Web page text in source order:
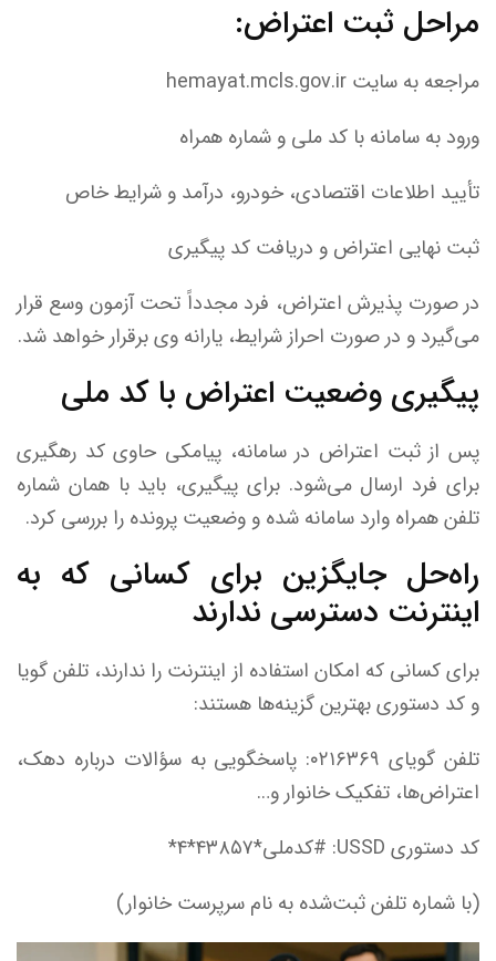
مراحل ثبت اعتراض:
مراجعه به سایت hemayat.mcls.gov.ir
ورود به سامانه با کد ملی و شماره همراه
تأیید اطلاعات اقتصادی، خودرو، درآمد و شرایط خاص
ثبت نهایی اعتراض و دریافت کد پیگیری
در صورت پذیرش اعتراض، فرد مجدداً تحت آزمون وسع قرار
می‌گیرد و در صورت احراز شرایط، یارانه وی برقرار خواهد شد.
پیگیری وضعیت اعتراض با کد ملی
پس از ثبت اعتراض در سامانه، پیامکی حاوی کد رهگیری
برای فرد ارسال می‌شود. برای پیگیری، باید با همان شماره
تلفن همراه وارد سامانه شده و وضعیت پرونده را بررسی کرد.
راه‌حل جایگزین برای کسانی که به
اینترنت دسترسی ندارند
برای کسانی که امکان استفاده از اینترنت را ندارند، تلفن گویا
و کد دستوری بهترین گزینه‌ها هستند:
تلفن گویای ۰۲۱۶۳۶۹: پاسخگویی به سؤالات درباره دهک،
اعتراض‌ها، تفکیک خانوار و…
کد دستوری USSD: #کدملی*۴۳۸۵۷*۴*
(با شماره تلفن ثبت‌شده به نام سرپرست خانوار)